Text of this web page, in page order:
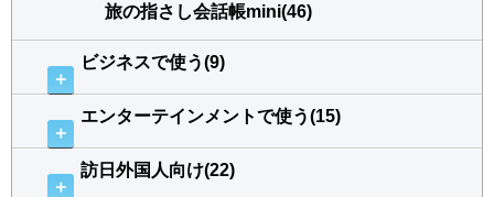
旅の指さし会話帳mini(46)
＋
ビジネスで使う(9)
＋
エンターテインメントで使う(15)
＋
訪日外国人向け(22)